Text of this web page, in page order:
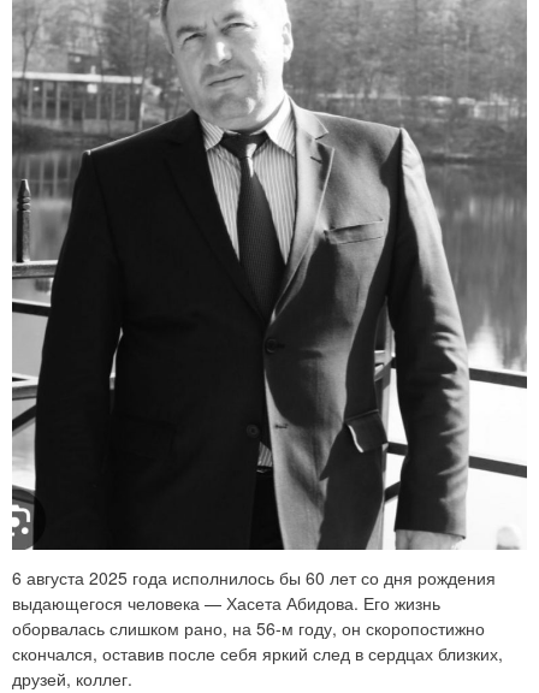
6 августа 2025 года исполнилось бы 60 лет со дня рождения
выдающегося человека — Хасета Абидова. Его жизнь
оборвалась слишком рано, на 56-м году, он скоропостижно
скончался, оставив после себя яркий след в сердцах близких,
друзей, коллег.